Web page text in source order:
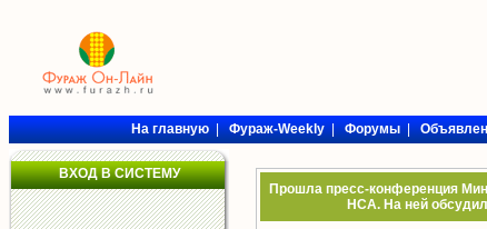
На главную|Фураж-Weekly|Форумы|
ВХОД В СИСТЕМУ
Прошла пресс-конференция
НСА. На ней